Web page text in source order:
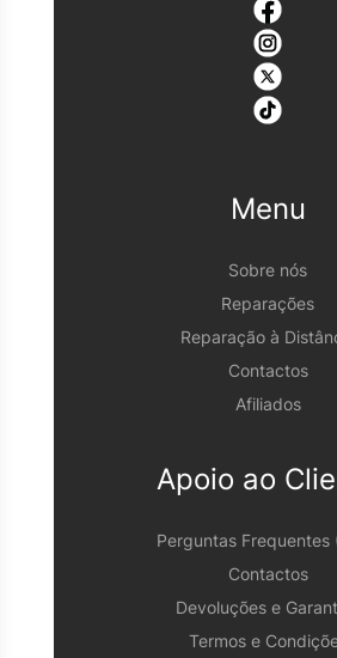
Menu
Sobre nós
Reparações
Reparação à
Contactos
Afiliados
Apoio ao
Perguntas Frequentes
Contactos
Devoluções e
Termos e